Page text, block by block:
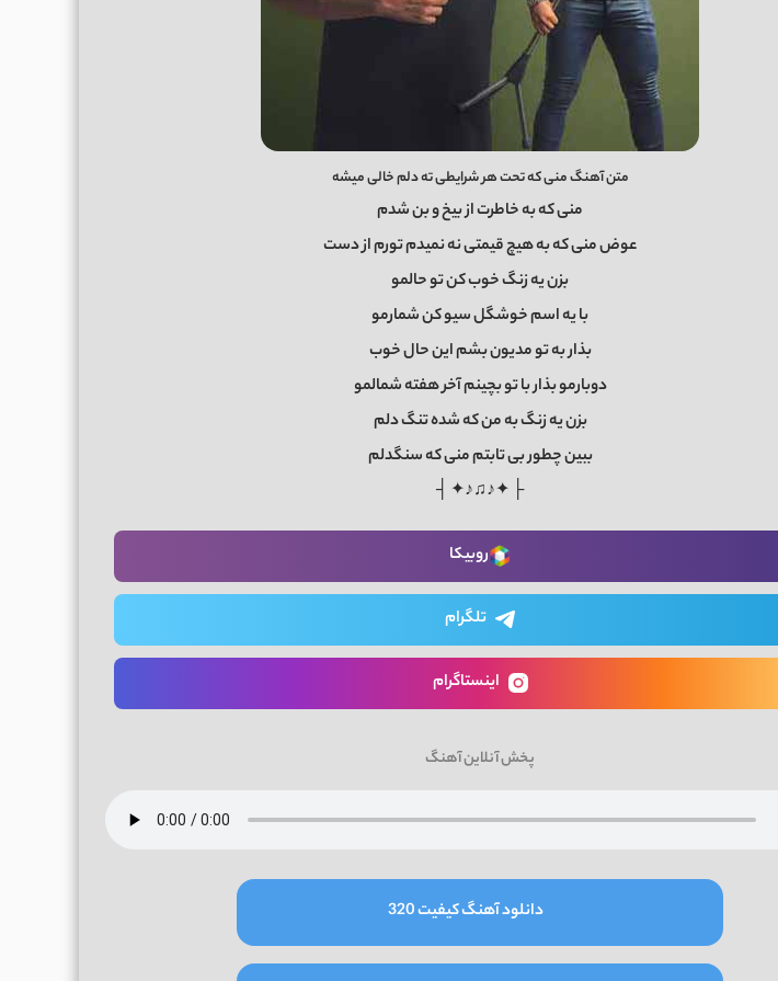
متن آهنگ منی که تحت هر شرایطی ته دلم خالی میشه
منی که به خاطرت از بیخ و بن شدم
عوض منی که به هیچ قیمتی نه نمیدم تورم از دست
بزن یه زنگ خوب کن تو حالمو
با یه اسم خوشگل سیو کن شمارمو
بذار به تو مدیون بشم این حال خوب
دوبارمو بذار با تو بچینم آخر هفته شمالمو
بزن یه زنگ به من که شده تنگ دلم
ببین چطور بی تابتم منی که سنگدلم
├ ✦♪♫♪✦ ┤
روبیکا
تلگرام
اینستاگرام
پخش آنلاین آهنگ
دانلود آهنگ کیفیت 320